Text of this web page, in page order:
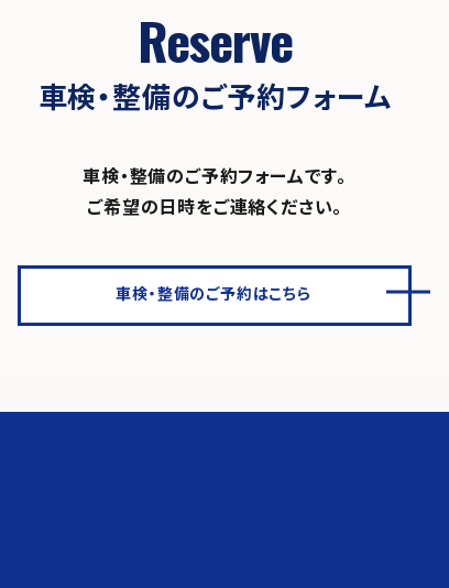
Reserve
車検・整備のご予約フォーム
車検・整備のご予約フォームです。
ご希望の日時をご連絡ください。
車検・整備のご予約はこちら